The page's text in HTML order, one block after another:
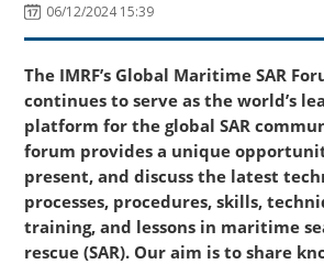
06/12/2024 15:39
The IMRF’s Global Maritime SAR
continues to serve as the world’s
platform for the global SAR
forum provides a unique
present, and discuss the latest
processes, procedures, skills,
training, and lessons in maritime
rescue (SAR). Our aim is to share